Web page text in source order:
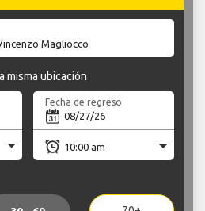
misma ubicación
Fecha de regreso